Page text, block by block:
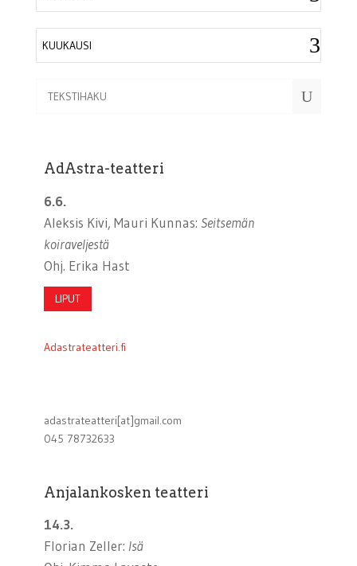
KUUKAUSI
U
AdAstra-teatteri
6.6.
Aleksis Kivi, Mauri Kunnas: Seitsemän
koiraveljestä
Ohj. Erika Hast
LIPUT
Adastrateatteri.fi
adastrateatteri[at]gmail.com
045 78732633
Anjalankosken teatteri
14.3.
Florian Zeller: Isä